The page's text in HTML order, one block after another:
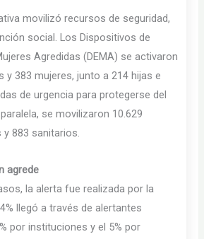
movilizó recursos de seguridad,
social. Los Dispositivos de
Agredidas (DEMA) se activaron
y 383 mujeres, junto a 214 hijas e
de urgencia para protegerse del
se movilizaron 10.629
883 sanitarios.
agrede
la alerta fue realizada por la
llegó a través de alertantes
por instituciones y el 5% por